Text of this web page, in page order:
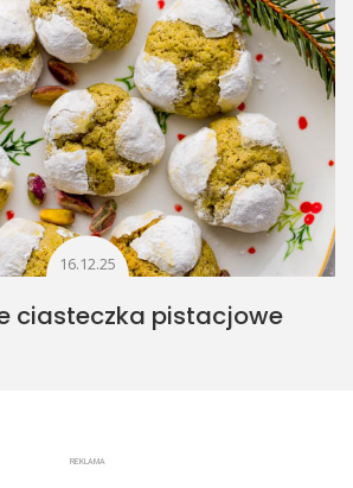
16.12.25
ciasteczka pistacjowe
REKLAMA